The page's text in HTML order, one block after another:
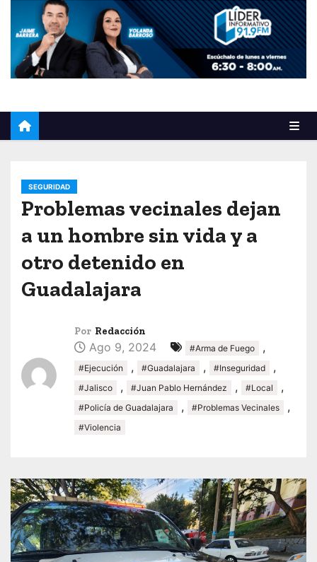
SEGURIDAD
Problemas vecinales dejan
a un hombre sin vida y a
otro detenido en
Guadalajara
Por Redacción
Ago 9, 2024 #Arma de Fuego ,
#Ejecución , #Guadalajara , #Inseguridad ,
#Jalisco , #Juan Pablo Hernández , #Local ,
#Policía de Guadalajara , #Problemas Vecinales ,
#Violencia